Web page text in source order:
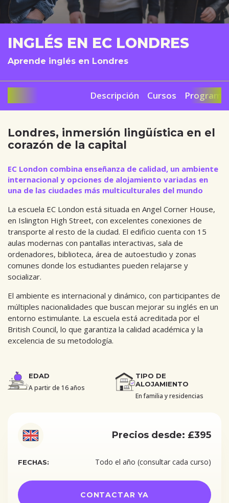
INGLÉS EN EC LONDRES
Aprende inglés en Londres
Descripción Cursos
Londres, inmersión lingüística en el
corazón de la capital
EC London combina enseñanza de calidad, un ambiente
internacional y opciones de alojamiento variadas en
una de las ciudades más multiculturales del mundo
La escuela EC London está situada en Angel Corner House,
en Islington High Street, con excelentes conexiones de
transporte al resto de la ciudad. El edificio cuenta con 15
aulas modernas con pantallas interactivas, sala de
ordenadores, biblioteca, área de autoestudio y zonas
comunes donde los estudiantes pueden relajarse y
socializar.
El ambiente es internacional y dinámico, con participantes de
múltiples nacionalidades que buscan mejorar su inglés en un
entorno estimulante. La escuela está acreditada por el
British Council, lo que garantiza la calidad académica y la
excelencia de su metodología.
EDAD
A partir de 16 años
TIPO DE
ALOJAMIENTO
En familia y residencias
Precios desde: £395
FECHAS: Todo el año (consultar cada curso)
CONTACTAR YA